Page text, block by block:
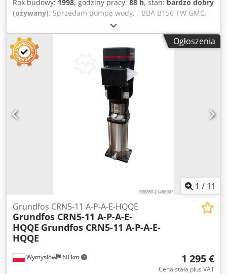
Rok budowy: 1998, godziny pracy: 88 h, stan: bardzo dobry
(używany), Sprzedam pompę wody, - BBA B156 TW GMC. -
Rok budowy 1998. - Silnik 11KW/ 1460 obr/min. -
Przepracowane 88 mth. - Wydajność 180 m3/h. Cedpfx
Aevgbaysklsha - Stan idealny/ jak nowa.
Ogłoszenia
1 / 11
Wymysłów 60 km
Grundfos CRN5-11 A-P-A-E-HQQE
Grundfos CRN5-11 A-P-A-E-
HQQE Grundfos CRN5-11 A-P-A-E-
HQQE
1 295 €
Cena stała plus VAT